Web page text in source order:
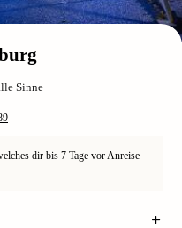
Sinne
dir bis 7 Tage vor Anreise